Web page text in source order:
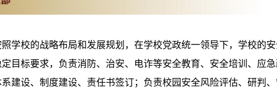
照学校的战略布局和发展规划，在学校党政统一领导下，学校的
目标要求，负责消防、治安、电诈等安全教育、安全培训、应
建设、制度建设、责任书签订；负责校园安全风险评估、研判